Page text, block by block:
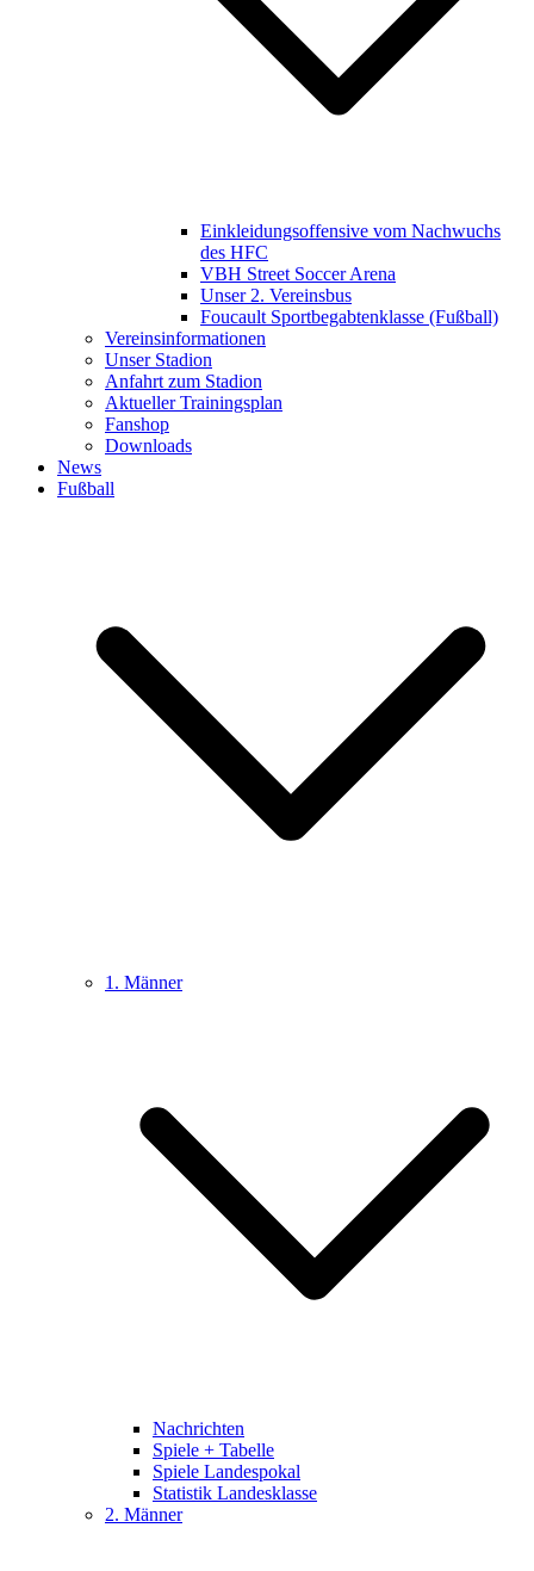
Einkleidungsoffensive vom Nachwuchs
des HFC
VBH Street Soccer Arena
Unser 2. Vereinsbus
Foucault Sportbegabtenklasse (Fußball)
Vereinsinformationen
Unser Stadion
Anfahrt zum Stadion
Aktueller Trainingsplan
Fanshop
Downloads
News
Fußball
1. Männer
Nachrichten
Spiele + Tabelle
Spiele Landespokal
Statistik Landesklasse
2. Männer